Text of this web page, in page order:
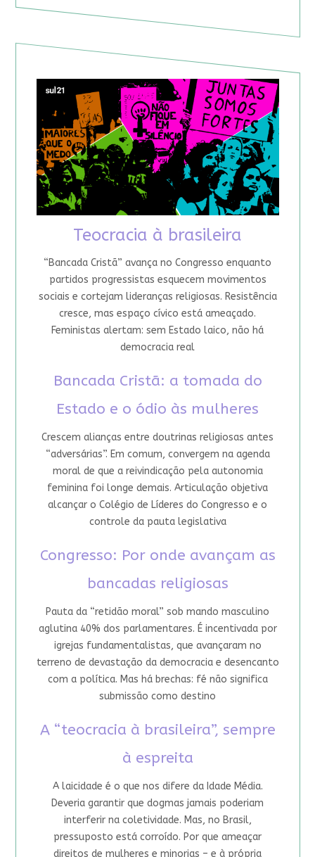
Teocracia à brasileira
“Bancada Cristã” avança no Congresso enquanto
partidos progressistas esquecem movimentos
sociais e cortejam lideranças religiosas. Resistência
cresce, mas espaço cívico está ameaçado.
Feministas alertam: sem Estado laico, não há
democracia real
Bancada Cristã: a tomada do
Estado e o ódio às mulheres
Crescem alianças entre doutrinas religiosas antes
“adversárias”. Em comum, convergem na agenda
moral de que a reivindicação pela autonomia
feminina foi longe demais. Articulação objetiva
alcançar o Colégio de Líderes do Congresso e o
controle da pauta legislativa
Congresso: Por onde avançam as
bancadas religiosas
Pauta da “retidão moral” sob mando masculino
aglutina 40% dos parlamentares. É incentivada por
igrejas fundamentalistas, que avançaram no
terreno de devastação da democracia e desencanto
com a política. Mas há brechas: fé não significa
submissão como destino
A “teocracia à brasileira”, sempre
à espreita
A laicidade é o que nos difere da Idade Média.
Deveria garantir que dogmas jamais poderiam
interferir na coletividade. Mas, no Brasil,
pressuposto está corroído. Por que ameaçar
direitos de mulheres e minorias – e à própria